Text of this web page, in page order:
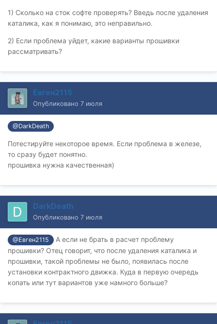
1) Сколько на сток софте проверять? Введь после удаления
каталика, как я понимаю, это неправильно.
2) Если проблема уйдет, какие варианты прошивки
рассматривать?
Евген2115
Опубликовано 7 июля
@DarkDeath
Потестируйте некоторое время. Если проблема в железе,
то сразу будет понятно.
прошивка нужна качественная)
DarkDeath
Опубликовано 7 июля
@Евген2115
А если не брать в расчет проблему
прошивки? Отец говорит, что после удаления каталика и
прошивки, такой проблемы не было, появилась после
установки контрактного движка. Куда в первую очередь
копать или тут вариантов уже намного больше?